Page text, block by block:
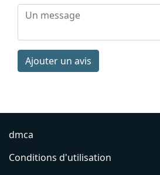
Ajouter un avis
dmca
Conditions d'utilisation